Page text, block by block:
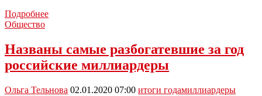
ПодробнееПрокуратура:
году
были
выявлены
в
Общество
Названы самые разбогатевшие за год
российские миллиардеры
Ольга Тельнова 02.01.2020 07:00 итоги годамиллиардеры